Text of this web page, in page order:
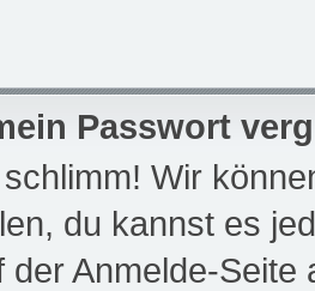
Passwort
Wir
du kannst es
der Anmelde-Seite